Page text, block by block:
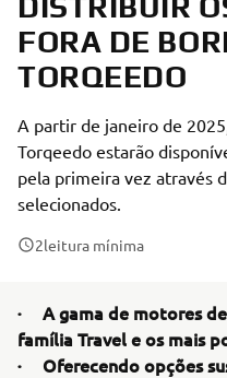
FORA DE
TORQEEDO
A partir de janeiro de
Torqeedo estarão
pela primeira vez através
selecionados.
2leitura mínima
· A gama de motores
família Travel e os mais
· Oferecendo opções